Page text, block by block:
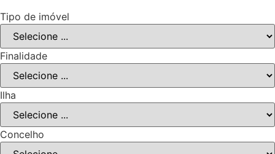
Tipo de imóvel
Finalidade
Ilha
Concelho